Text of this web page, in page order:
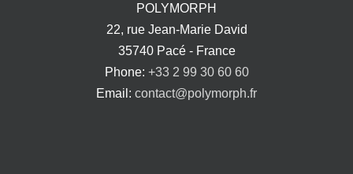
POLYMORPH
22, rue Jean-Marie David
35740 Pacé - France
Phone: +33 2 99 30 60 60
Email: contact@polymorph.fr